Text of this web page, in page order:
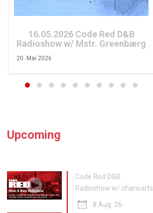
16.05.2026 Code Red D&B
Radioshow w/ Mstr. Greenbærg
20. Mai 2026
Upcoming
Code Red D&B
Radioshow w/ charisarts
8 Aug. 26